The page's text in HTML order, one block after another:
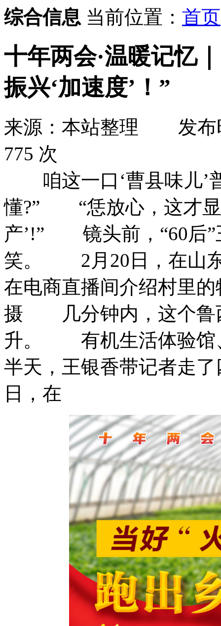
综合信息 当前位置： 首页
十年两会·温暖记忆
振兴‘加速度’！”
来源：本站整理 发
775 次
咱这一口‘曹县味儿’
懂?” “恁放心，这才显
产’!” 镜头前，“60后”
笑。 2月20日，在山东
在电商直播间介绍村里
摄 几分钟内，这个鲁
升。 有机生活体验馆
半天，王银香带记者走
日，在